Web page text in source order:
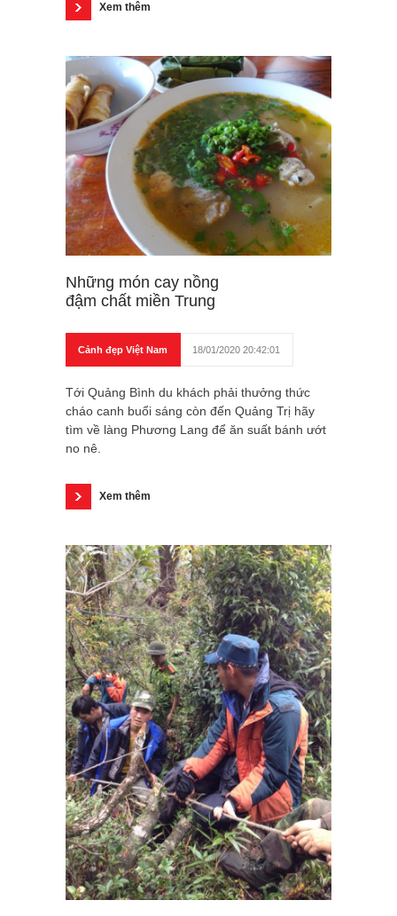
Xem thêm
Những món cay nồng
đậm chất miền Trung
Cảnh đẹp Việt Nam 18/01/2020 20:42:01
Tới Quảng Bình du khách phải thưởng thức
cháo canh buổi sáng còn đến Quảng Trị hãy
tìm về làng Phương Lang để ăn suất bánh ướt
no nê.
Xem thêm